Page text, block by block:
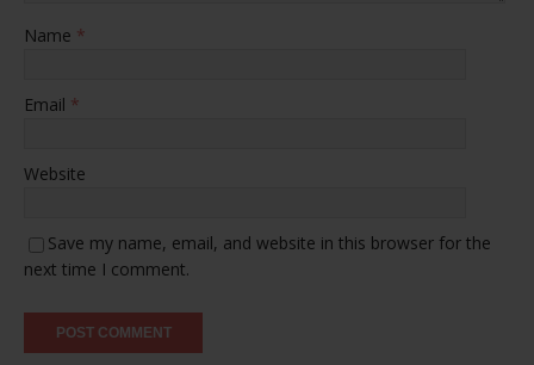
Name *
Email *
Website
Save my name, email, and website in this browser for the
next time I comment.